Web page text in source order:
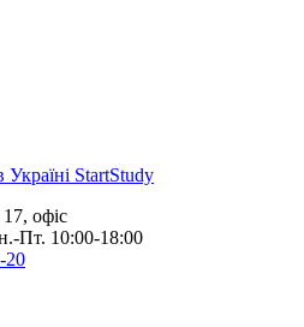
StartStudy
офіс
Пт. 10:00-18:00
20